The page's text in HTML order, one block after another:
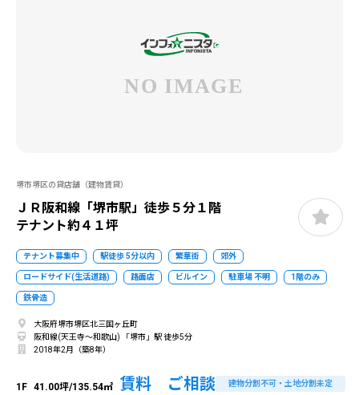
堺市堺区の貸店舗（建物賃貸）
ＪＲ阪和線「堺市駅」徒歩５分１階
テナント約４１坪
テナント募集中 駅徒歩 5分以内 繁華街 郊外
ロードサイド(生活道路) 路面店 ビルイン 駐車場 不明 1階のみ
鉄骨造
大阪府堺市堺区北三国ヶ丘町
阪和線(天王寺～和歌山) 「堺市」駅 徒歩5分
2018年2月（築8年）
1F 41.00坪/135.54㎡ 賃料 ご相談 建物分割不可・土地分割未定